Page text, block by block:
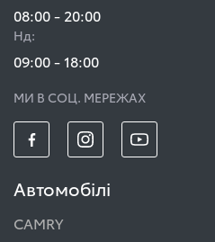
08:00 - 20:00
Нд:
09:00 - 18:00
МИ В СОЦ. МЕРЕЖАХ
Автомобілі
CAMRY